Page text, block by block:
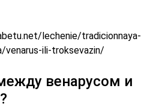
lechenie/tradicionnaya-
venarus-ili-troksevazin/
венарусом и